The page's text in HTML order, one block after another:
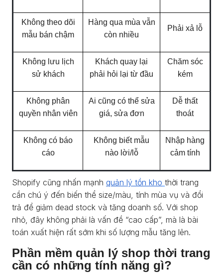
Không theo dõi
mẫu bán chậm
Hàng qua mùa vẫn
còn nhiều
Phải xả lỗ
Không lưu lịch
sử khách
Khách quay lại
phải hỏi lại từ đầu
Chăm sóc
kém
Không phân
quyền nhân viên
Ai cũng có thể sửa
giá, sửa đơn
Dễ thất
thoát
Không có báo
cáo
Không biết mẫu
nào lời/lỗ
Nhập hàng
cảm tính
Shopify cũng nhấn mạnh quản lý tồn kho thời trang
cần chú ý đến biến thể size/màu, tính mùa vụ và đổi
trả để giảm dead stock và tăng doanh số. Với shop
nhỏ, đây không phải là vấn đề “cao cấp”, mà là bài
toán xuất hiện rất sớm khi số lượng mẫu tăng lên.
Phần mềm quản lý shop thời trang
cần có những tính năng gì?